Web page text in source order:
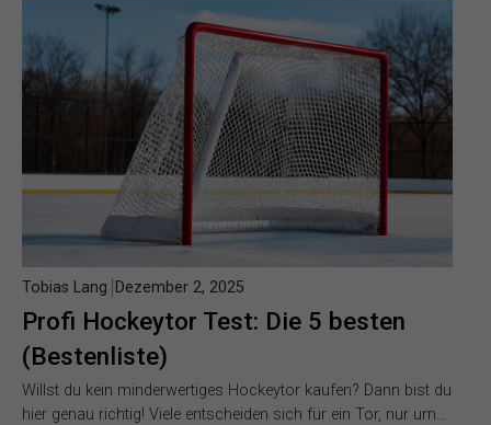
Profi Hockeytor Test: Die 5 besten
(Bestenliste)
Tobias Lang Dezember 2, 2025
Willst du kein minderwertiges Hockeytor kaufen? Dann bist du
hier genau richtig! Viele entscheiden sich für ein Tor, nur um…